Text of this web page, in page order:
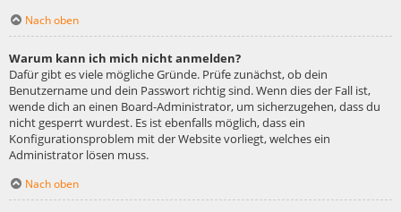
Nach oben
Warum kann ich mich nicht anmelden?
Dafür gibt es viele mögliche Gründe. Prüfe zunächst, ob dein
Benutzername und dein Passwort richtig sind. Wenn dies der Fall ist,
wende dich an einen Board-Administrator, um sicherzugehen, dass du
nicht gesperrt wurdest. Es ist ebenfalls möglich, dass ein
Konfigurationsproblem mit der Website vorliegt, welches ein
Administrator lösen muss.
Nach oben